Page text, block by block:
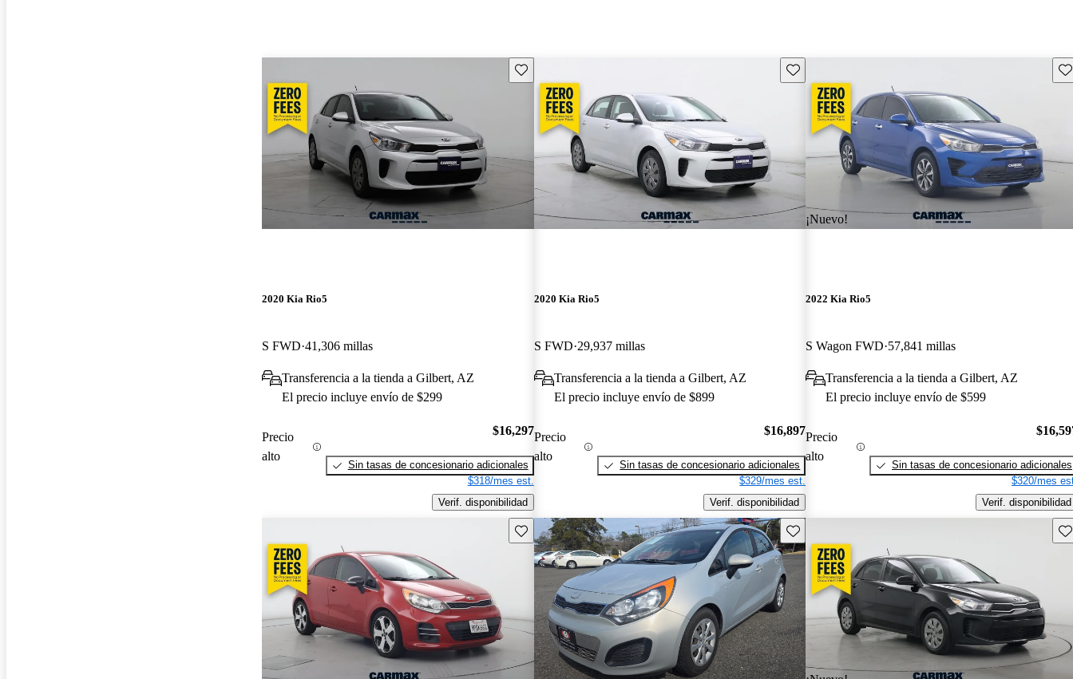
Guarda este Aviso
2020 Kia Rio5
S FWD 41,306 millas
Transferencia a la tienda a Gilbert, AZ
El precio incluye envío de $299
Precio
alto
$16,297
Sin tasas de concesionario adicionales
$318/mes est.
Verif. disponibilidad
Guarda este Aviso
2020 Kia Rio5
S FWD 29,937 millas
Transferencia a la tienda a Gilbert, AZ
El precio incluye envío de $899
Precio
alto
$16,897
Sin tasas de concesionario adicionales
$329/mes est.
Verif. disponibilidad
¡Nuevo!
2022 Kia Rio5
S Wagon FWD 57,841 millas
Transferencia a la tienda a Gilbert, AZ
El precio incluye envío de $599
Precio
alto
Sin tasas de concesionario adicionales
$320/mes
Verif. disponibilidad
Guarda este Aviso Guarda este Aviso